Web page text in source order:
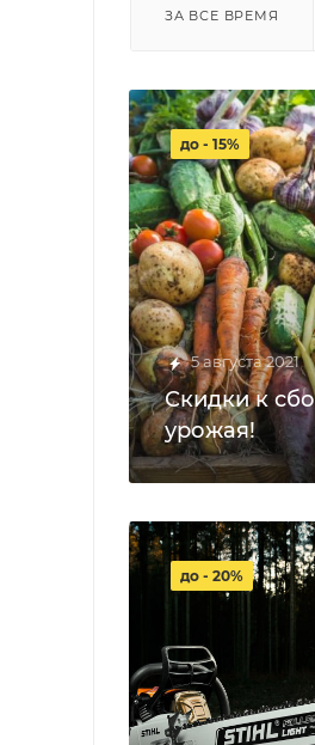
ЗА ВСЕ ВРЕМЯ
5 августа 2021
Скидки к
урожая!
до - 15%
до - 20%